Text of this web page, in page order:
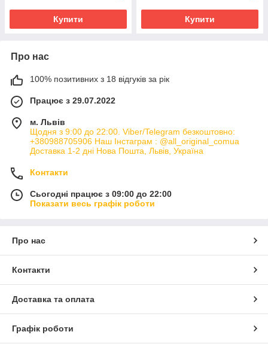
Купити Купити
Про нас
100% позитивних з 18 відгуків за рік
Працює з 29.07.2022
м. Львів
Щодня з 9:00 до 22:00. Viber/Telegram безкоштовно:
+380988705906 Наш Інстаграм : @all_original_comua
Доставка 1-2 дні Нова Пошта, Львів, Україна
Контакти
Сьогодні працює з 09:00 до 22:00
Показати весь графік роботи
Про нас
Контакти
Доставка та оплата
Графік роботи